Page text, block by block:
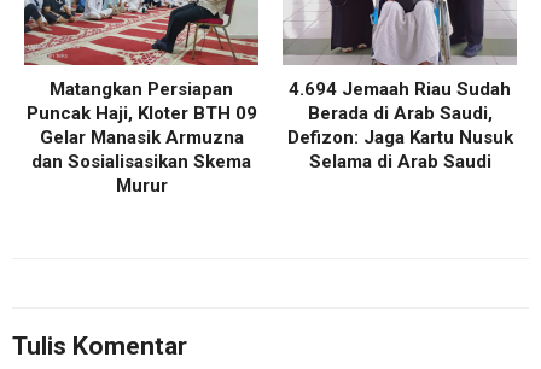
Matangkan Persiapan
Puncak Haji, Kloter BTH 09
Gelar Manasik Armuzna
dan Sosialisasikan Skema
Murur
4.694 Jemaah Riau Sudah
Berada di Arab Saudi,
Defizon: Jaga Kartu Nusuk
Selama di Arab Saudi
Tulis Komentar